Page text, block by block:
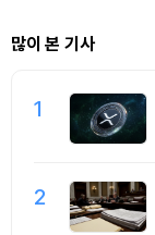
많이 본 기사
1
2